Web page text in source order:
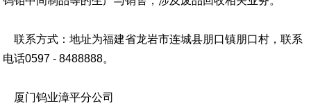
联系方式：地址为福建省龙岩市连城县朋口镇朋口村，联系
电话0597 - 8488888。
厦门钨业漳平分公司